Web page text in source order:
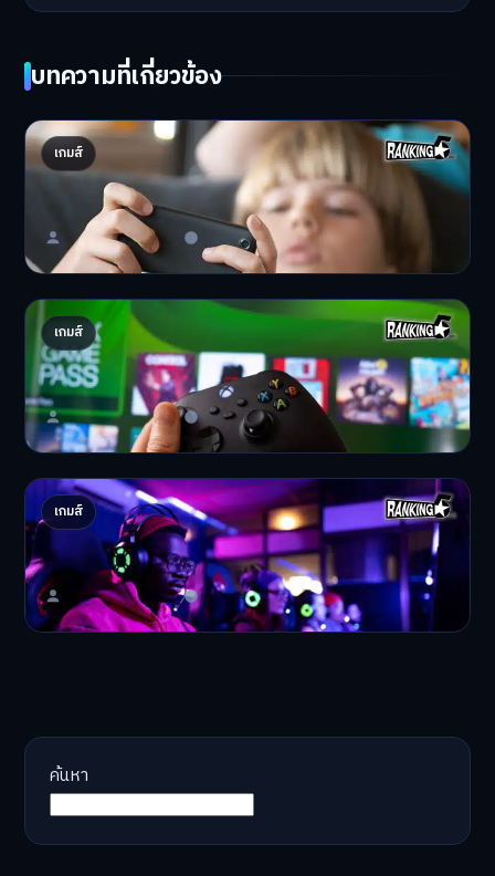
บทความที่เกี่ยวข้อง
เกมส์
5 อันดับเกมมือถือ Game Mobile คนไทยเปย์
มากสุด 2025
Data Reportal เว็บไซต์…
Master Bussiness 20 ธันวาคม 2025
เกมส์
5 อันดับเกมออฟไลน์น่าเล่นบนเครื่อง Console ที่
น่าเล่น
รอบนี้มาเอาใจเกมเมอร์ฝ…
Master Bussiness 14 ธันวาคม 2025
เกมส์
5 อันดับเกมออนไลน์บน pc คนเล่นเยอะสุด Game
online 2025
ปัจจุบันการเล่นเกม Gam…
Master Bussiness 2 ธันวาคม 2025
ค้นหา